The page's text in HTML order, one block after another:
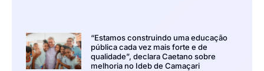
“Estamos construindo uma educação
pública cada vez mais forte e de
qualidade”, declara Caetano sobre
melhoria no Ideb de Camaçari